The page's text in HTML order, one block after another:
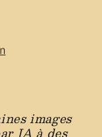
images
IA à des